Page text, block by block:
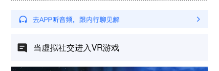
当虚拟社交进入VR游戏